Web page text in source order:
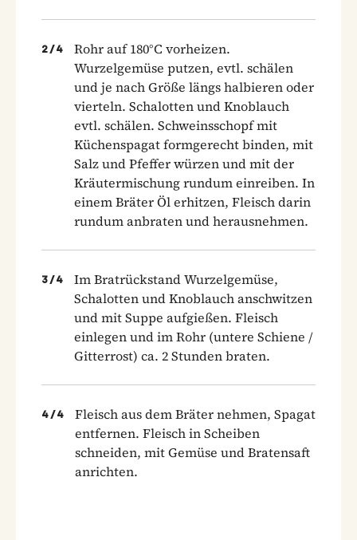
2 /4
Rohr auf 180°C vorheizen.
Wurzelgemüse putzen, evtl. schälen
und je nach Größe längs halbieren oder
vierteln. Schalotten und Knoblauch
evtl. schälen. Schweinsschopf mit
Küchenspagat formgerecht binden, mit
Salz und Pfeffer würzen und mit der
Kräutermischung rundum einreiben. In
einem Bräter Öl erhitzen, Fleisch darin
rundum anbraten und herausnehmen.
3 /4
Im Bratrückstand Wurzelgemüse,
Schalotten und Knoblauch anschwitzen
und mit Suppe aufgießen. Fleisch
einlegen und im Rohr (untere Schiene /
Gitterrost) ca. 2 Stunden braten.
4 /4
Fleisch aus dem Bräter nehmen, Spagat
entfernen. Fleisch in Scheiben
schneiden, mit Gemüse und Bratensaft
anrichten.